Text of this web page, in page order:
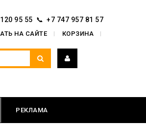
95 55 📞 +7 747 957 81 57
НА САЙТЕ КОРЗИНА
РЕКЛАМА